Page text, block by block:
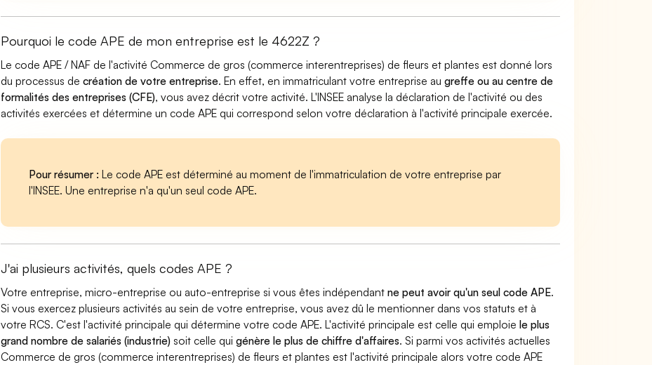
Pourquoi le code APE de mon entreprise est le 4622Z ?
Le code APE / NAF de l'activité Commerce de gros (commerce interentreprises) de fleurs et plantes est donné lors
du processus decréation de votre entreprise. En effet, en immatriculant votre entreprise augreffe ou au centre de
formalités des entreprises (CFE), vous avez décrit votre activité. L'INSEE analyse la déclaration de l'activité ou des
activités exercées et détermine un code APE qui correspond selon votre déclaration à l'activité principale exercée.
Pour résumer : Le code APE est déterminé au moment de l'immatriculation de votre entreprise par
l'INSEE. Une entreprise n'a qu'un seul code APE.
J'ai plusieurs activités, quels codes APE ?
Votre entreprise, micro-entreprise ou auto-entreprise si vous êtes indépendantne peut avoir qu'un seul code APE.
Si vous exercez plusieurs activités au sein de votre entreprise, vous avez dû le mentionner dans vos statuts et à
votre RCS. C'est l'activité principale qui détermine votre code APE. L'activité principale est celle qui emploiele plus
grand nombre de salariés (industrie) soit celle quigénère le plus de chiffre d'affaires. Si parmi vos activités actuelles
Commerce de gros (commerce interentreprises) de fleurs et plantes est l'activité principale alors votre code APE